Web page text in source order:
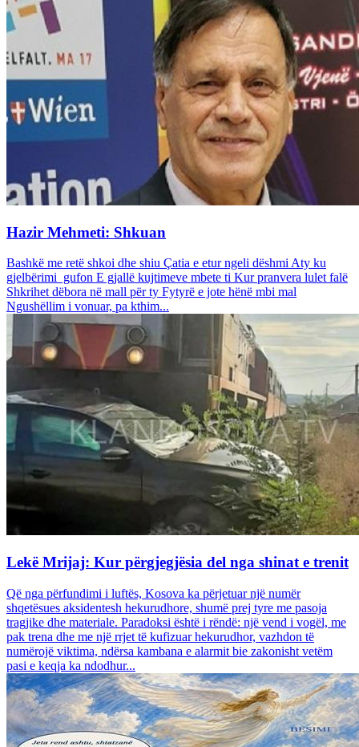
Hazir Mehmeti: Shkuan
Bashkë me retë shkoi dhe shiu Çatia e etur ngeli dëshmi Aty ku
gjelbërimi gufon E gjallë kujtimeve mbete ti Kur pranvera lulet falë
Shkrihet dëbora në mall për ty Fytyrë e jote hënë mbi mal
Ngushëllim i vonuar, pa kthim...
Lekë Mrijaj: Kur përgjegjësia del nga shinat e trenit
Që nga përfundimi i luftës, Kosova ka përjetuar një numër
shqetësues aksidentesh hekurudhore, shumë prej tyre me pasoja
tragjike dhe materiale. Paradoksi është i rëndë: një vend i vogël, me
pak trena dhe me një rrjet të kufizuar hekurudhor, vazhdon të
numërojë viktima, ndërsa kambana e alarmit bie zakonisht vetëm
pasi e keqja ka ndodhur...